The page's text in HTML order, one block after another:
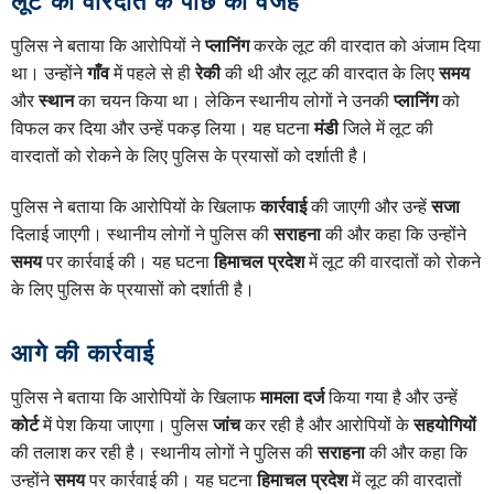
पुलिस ने बताया कि आरोपियों नेप्लानिंगकरके लूट की वारदात को अंजाम दिया
था। उन्होंनेगाँवमें पहले से हीरेकीकी थी और लूट की वारदात के लिएसमय
औरस्थानका चयन किया था। लेकिन स्थानीय लोगों ने उनकीप्लानिंगको
विफल कर दिया और उन्हें पकड़ लिया। यह घटनामंडीजिले में लूट की
वारदातों को रोकने के लिए पुलिस के प्रयासों को दर्शाती है।
पुलिस ने बताया कि आरोपियों के खिलाफकार्रवाईकी जाएगी और उन्हेंसजा
दिलाई जाएगी। स्थानीय लोगों ने पुलिस कीसराहनाकी और कहा कि उन्होंने
समयपर कार्रवाई की। यह घटनाहिमाचल प्रदेशमें लूट की वारदातों को रोकने
के लिए पुलिस के प्रयासों को दर्शाती है।
आगे की कार्रवाई
पुलिस ने बताया कि आरोपियों के खिलाफमामला दर्जकिया गया है और उन्हें
कोर्टमें पेश किया जाएगा। पुलिसजांचकर रही है और आरोपियों केसहयोगियों
की तलाश कर रही है। स्थानीय लोगों ने पुलिस कीसराहनाकी और कहा कि
उन्होंनेसमयपर कार्रवाई की। यह घटनाहिमाचल प्रदेशमें लूट की वारदातों